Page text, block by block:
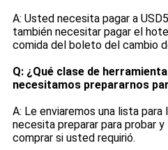
A: Usted necesita pagar a
también necesitar pagar el
comida del boleto del cambio
Q: ¿Qué clase de
necesitamos prepararnos
A: Le enviaremos una lista
necesita preparar para probar
comprar si usted requirió.